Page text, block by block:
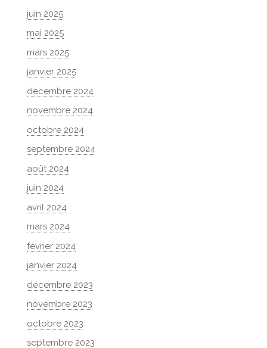
juin 2025
mai 2025
mars 2025
janvier 2025
décembre 2024
novembre 2024
octobre 2024
septembre 2024
août 2024
juin 2024
avril 2024
mars 2024
février 2024
janvier 2024
décembre 2023
novembre 2023
octobre 2023
septembre 2023